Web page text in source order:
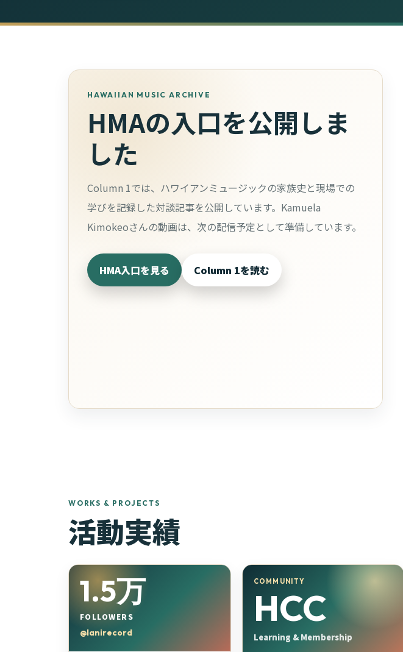
HAWAIIAN MUSIC ARCHIVE
HMAの入口を公開しま
した
Column 1では、ハワイアンミュージックの家族史と現場での
学びを記録した対談記事を公開しています。Kamuela
Kimokeoさんの動画は、次の配信予定として準備しています。
HMA入口を見る Column 1を読む
WORKS & PROJECTS
活動実績
1.5万
FOLLOWERS
@lanirecord
COMMUNITY
HCC
Learning & Membership